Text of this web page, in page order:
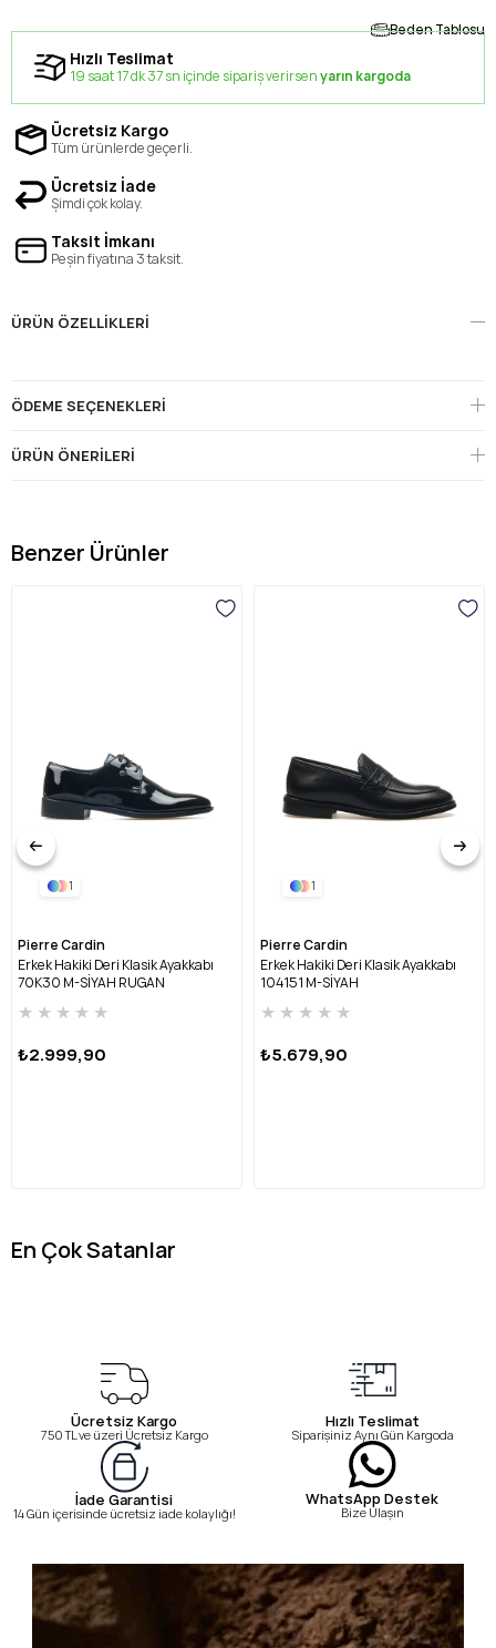
Beden Tablosu
Hızlı Teslimat
19 saat 17 dk 36 sn içinde sipariş verirsenyarın kargoda
Ücretsiz Kargo
Tüm ürünlerde geçerli.
Ücretsiz İade
Şimdi çok kolay.
Taksit İmkanı
Peşin fiyatına 3 taksit.
ÜRÜN ÖZELLIKLERI
ÖDEME SEÇENEKLERI
ÜRÜN ÖNERILERI
Benzer Ürünler
1
Pierre Cardin
Erkek Hakiki Deri Klasik Ayakkabı
70K30 M-SİYAH RUGAN
★ ★ ★ ★ ★
₺2.999,90
1
Pierre Cardin
Erkek Hakiki Deri Klasik Ayakkabı
104151 M-SİYAH
★ ★ ★ ★ ★
₺5.679,90
En Çok Satanlar
Ücretsiz Kargo
750 TL ve üzeri Ücretsiz Kargo
Hızlı Teslimat
Siparişiniz Aynı Gün Kargoda
İade Garantisi
14 Gün içerisinde ücretsiz iade kolaylığı!
WhatsApp Destek
Bize Ulaşın